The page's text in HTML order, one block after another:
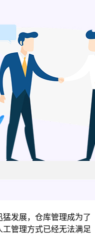
发展，仓库管理成为了
管理方式已经无法满足